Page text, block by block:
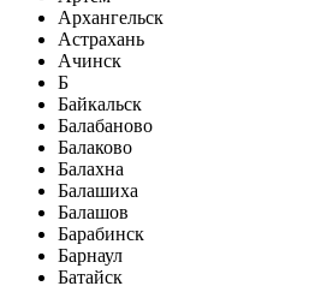
Архангельск
Астрахань
Ачинск
Б
Байкальск
Балабаново
Балаково
Балахна
Балашиха
Балашов
Барабинск
Барнаул
Батайск